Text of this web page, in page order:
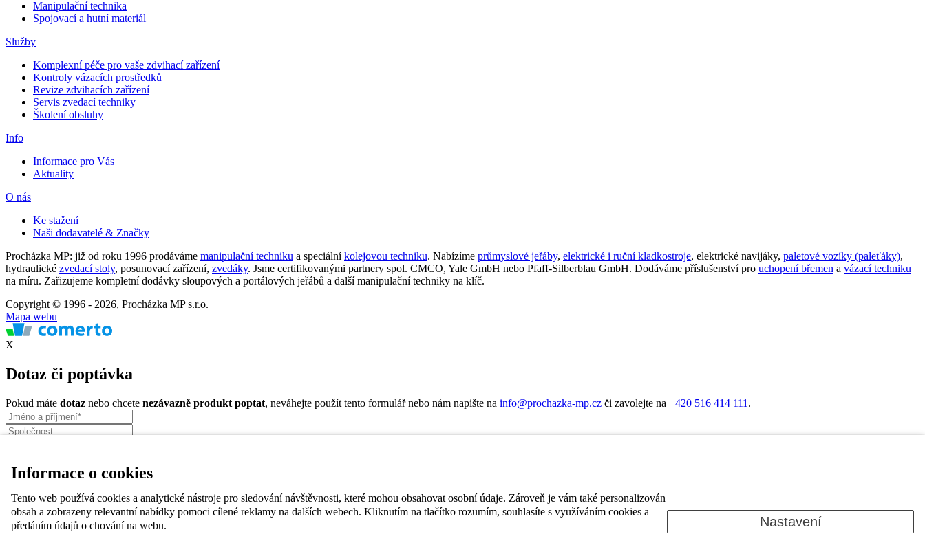
Manipulační technika
Spojovací a hutní materiál
Služby
Komplexní péče pro vaše zdvihací zařízení
Kontroly vázacích prostředků
Revize zdvihacích zařízení
Servis zvedací techniky
Školení obsluhy
Info
Informace pro Vás
Aktuality
O nás
Ke stažení
Naši dodavatelé & Značky
Procházka MP: již od roku 1996 prodáváme manipulační techniku a speciálníkolejovou techniku. Nabízíme průmyslové jeřáby, elektrické i ruční kladkostroje, elektrické navijáky, paletové vozíky (paleťáky),
hydraulické zvedací stoly, posunovací zařízení, zvedáky. Jsme certifikovanými partnery spol. CMCO, Yale GmbH nebo Pfaff-Silberblau GmbH. Dodáváme příslušenství pro uchopení břemen a vázací techniku
na míru. Zařizujeme kompletní dodávky sloupových a portálových jeřábů a další manipulační techniky na klíč.
Copyright © 1996 - 2026, Procházka MP s.r.o.
Mapa webu
X
Dotaz či poptávka
Pokud máte dotaz nebo chcete nezávazně produkt poptat, neváhejte použít tento formulář nebo nám napište na info@prochazka-mp.cz či zavolejte na +420 516 414 111 .
Informace o cookies
Tento web používá cookies a analytické nástroje pro sledování návštěvnosti, které mohou obsahovat osobní údaje. Zároveň je vám také personalizován
obsah a zobrazeny relevantní nabídky pomoci cílené reklamy na dalších webech. Kliknutím na tlačítko rozumím, souhlasíte s využíváním cookies a
předáním údajů o chování na webu.
Nastavení